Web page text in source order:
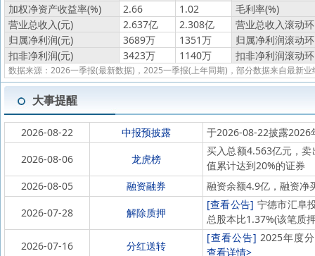
加权净资产收益率(%)
2.66 1.02
毛利率(%)
营业总收入(元)
2.637亿 2.308亿
营业总收入滚动
归属净利润(元)
3689万 1351万
归属净利润滚动
扣非净利润(元)
3423万 1140万 扣非净利润滚动
数据来源：2026一季报(最新数据)，2025一季报(上年同期)，部分数据来自最新业
大事提醒
2026-08-22 中报预披露
于2026-08-22披露2026
2026-08-06
龙虎榜
买入总额4.563亿元，
值累计达到20%的证券
2026-08-05
融资融券
融资余额4.9亿，融资净
2026-07-28
解除质押
[查看公告] 宁德市汇阜
总股本比1.37%(该笔质
2026-07-16
分红送转
[查看公告] 2025年度
查看详情>